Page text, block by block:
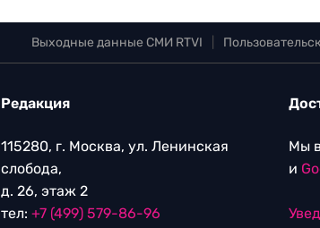
Выходные данные СМИ RTVI
Редакция
115280, г. Москва, ул. Ленинская
слобода,
д. 26, этаж 2
тел: +7 (499) 579-86-96
Мы в
и